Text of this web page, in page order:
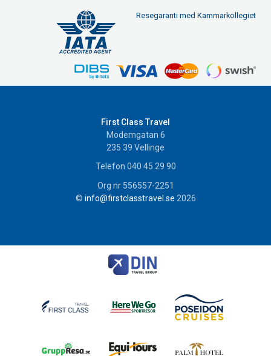
Resegaranti med Kammarkollegiet
First Class Travel
Modemgatan 6
235 39 Vellinge
Telefon 040 45 29 90
Org nr 556557-2251
© info@firstclasstravel.se 2026